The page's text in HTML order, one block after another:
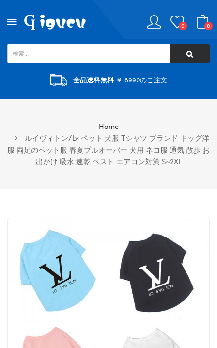
0 0
全品送料無料￥ 8990のご注文
Home
ルイヴィトン/lv ペット 犬服 Tシャツ ブランド ドッグ洋
服 両足のペット服 春夏プルオーバー 犬用 ネコ服 通気 散歩 お
出かけ 吸水 速乾 ベスト エアコン対策 S~2XL